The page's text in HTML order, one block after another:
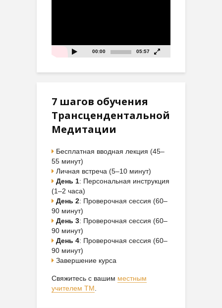
00:00 05:57
7 шагов обучения
Трансцендентальной
Медитации
Бесплатная вводная лекция (45–
55 минут)
Личная встреча (5–10 минут)
День 1: Персональная инструкция
(1–2 часа)
День 2: Проверочная сессия (60–
90 минут)
День 3: Проверочная сессия (60–
90 минут)
День 4: Проверочная сессия (60–
90 минут)
Завершение курса
Свяжитесь с вашим местным
учителем ТМ